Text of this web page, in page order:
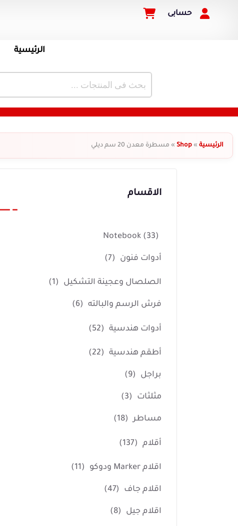
حسابى
الرئيسية
الرئيسية »
Shop
» مسطرة معدن 20 سم ديلي
الاقسام
Notebook (33)
أدوات فنون (7)
الصلصال وعجينة التشكيل (1)
فرش الرسم والبالته (6)
أدوات هندسية (52)
أطقم هندسية (22)
براجل (9)
مثلثات (3)
مساطر (18)
أقلام (137)
اقلام Marker ودوكو (11)
اقلام جاف (47)
اقلام جيل (8)